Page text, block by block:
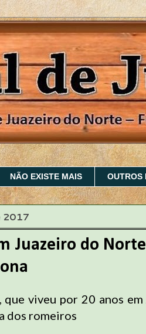
NÃO EXISTE MAIS OUTROS
2017
Juazeiro do
viveu por 20 anos em
dos romeiros